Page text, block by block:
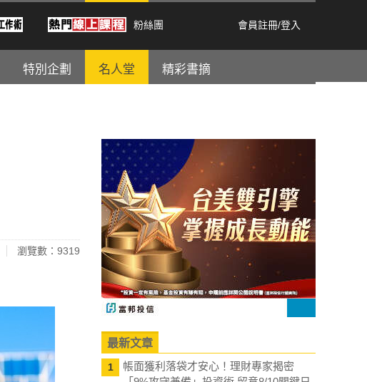
粉絲團 會員註冊/登入
特別企劃 名人堂 精彩書摘
瀏覽數：9319
最新文章
1
帳面獲利落袋才安心！理財專家揭密